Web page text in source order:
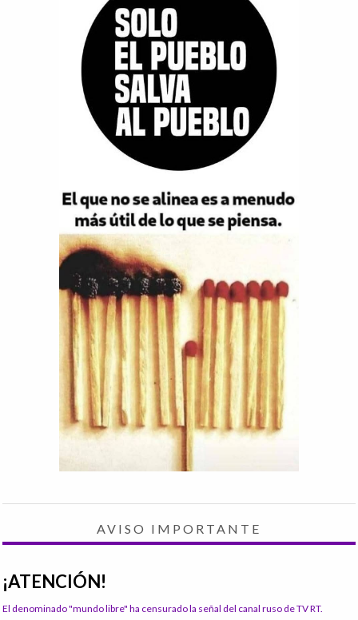
AVISO IMPORTANTE
¡ATENCIÓN!
El denominado "mundo libre" ha censurado la señal del canal ruso de TV RT.